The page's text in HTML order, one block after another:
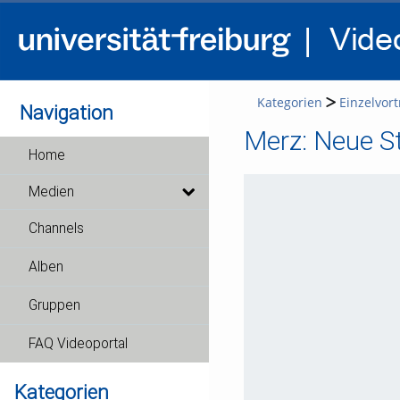
Navigation
Home
Medien
Channels
Alben
Gruppen
FAQ Videoportal
Kategorien
Kategorien
Merz: Neue